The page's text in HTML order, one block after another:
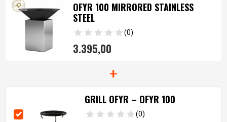
OFYR 100 MIRRORED STAINLESS
STEEL
(0)
3.395,00
+
GRILL OFYR – OFYR 100
(0)